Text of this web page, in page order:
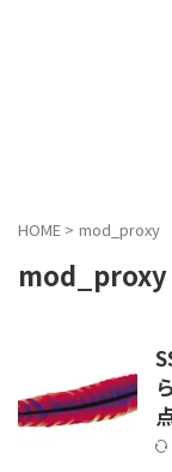
HOME > mod_proxy
mod_proxy